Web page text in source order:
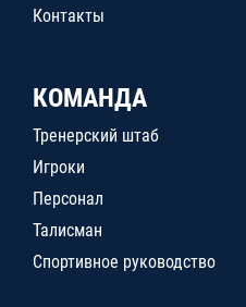
Контакты
КОМАНДА
Тренерский штаб
Игроки
Персонал
Талисман
Спортивное руководство